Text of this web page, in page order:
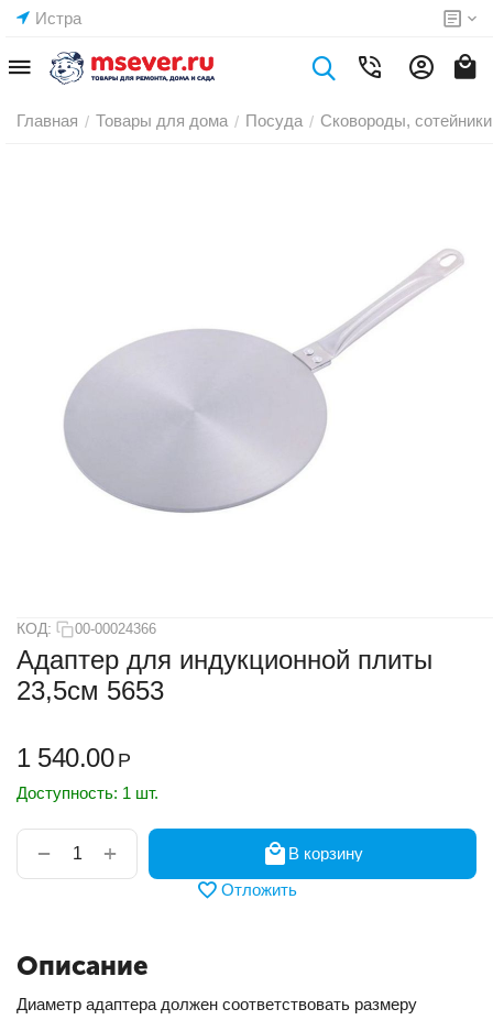
Истра
Главная / Товары для дома / Посуда / Сковороды,
КОД: 00-00024366
Адаптер для индукционной плиты
23,5см 5653
1 540.00 Р
Доступность: 1 шт.
+
−
В корзину
Отложить
Описание
Диаметр адаптера должен соответствовать размеру